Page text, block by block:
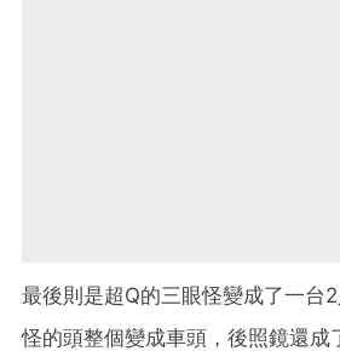
最後則是超Q的三眼怪變成了一台
怪的頭整個變成車頭，後照鏡還成